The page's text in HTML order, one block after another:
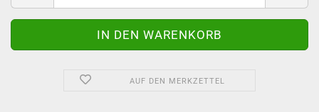
AUF DEN MERKZETTEL